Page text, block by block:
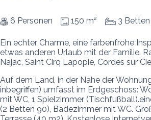
6 Personen 150 m² 3 Betten
Ein echter Charme, eine farbenfrohe
etwas anderen Urlaub mit der Familie.
Najac, Saint Cirq Lapopie, Cordes sur
Auf dem Land, in der Nähe der
inbegriffen) umfasst im Erdgeschoss:
mit WC, 1 Spielzimmer
(2 Betten 90), Badezimmer mit WC.